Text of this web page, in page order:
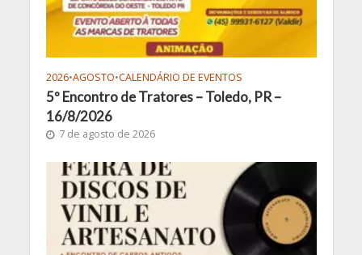
2026•AGOSTO•CALENDÁRIO DE EVENTOS
5º Encontro de Tratores – Toledo, PR –
16/8/2026
7 de agosto de 2026